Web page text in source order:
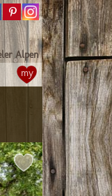
Alpen
my